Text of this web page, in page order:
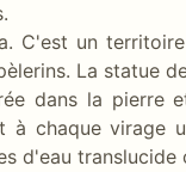
C'est un
La statue
dans la pierre
chaque virage
d'eau